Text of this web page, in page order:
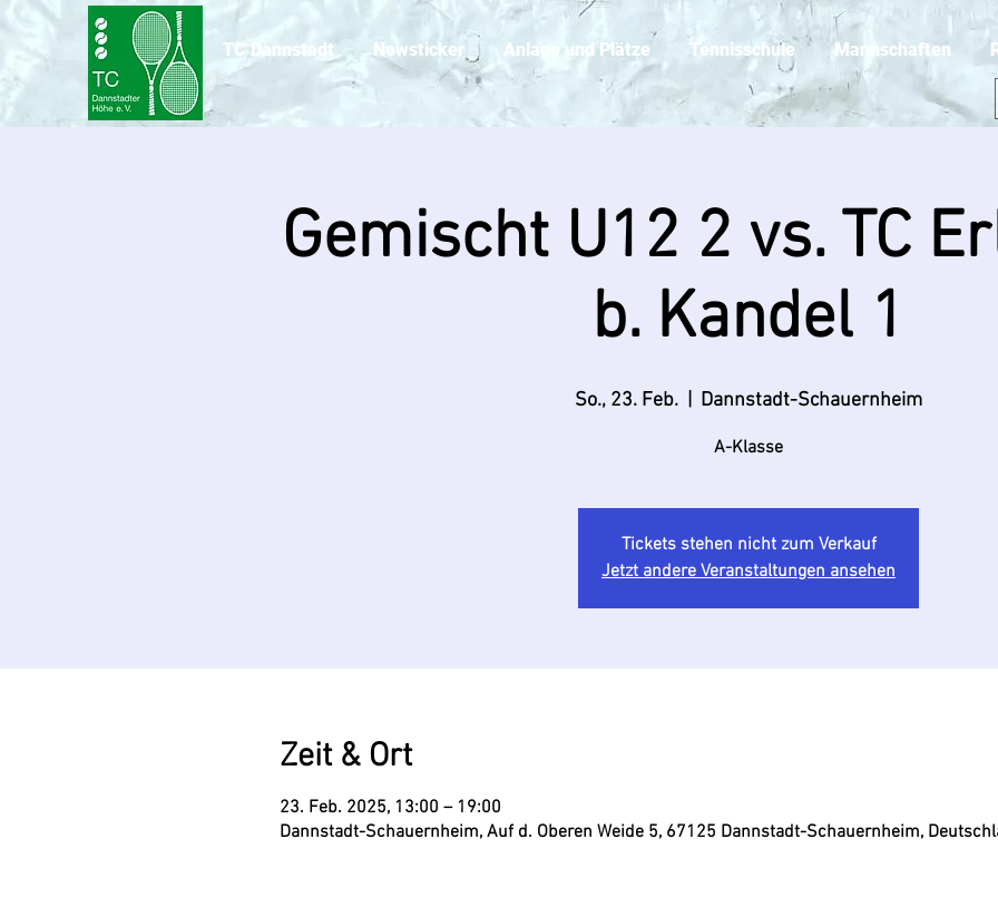
TC Dannstadt Newsticker Anlage und Plätze Tennisschule Mannschaften
Gemischt U12 2 vs. TC
b. Kandel 1
So., 23. Feb. Dannstadt-Schauernheim
A-Klasse
Tickets stehen nicht zum Verkauf
Jetzt andere Veranstaltungen ansehen
Zeit & Ort
23. Feb. 2025, 13:00 – 19:00
Dannstadt-Schauernheim, Auf d. Oberen Weide 5, 67125 Dannstadt-Schauernheim,